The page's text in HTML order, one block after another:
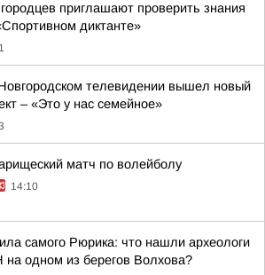
приглашают проверить знания
диктанте»
телевидении вышел новый
– «Это у нас семейное»
матч по волейболу
14:10
самого Рюрика: что нашли археологи
на одном из берегов Волхова?